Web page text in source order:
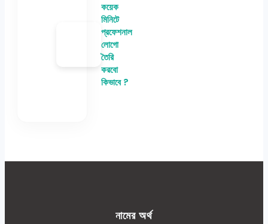
কয়েক
মিনিটে
প্রফেশনাল
লোগো
তৈরি
করবো
কিভাবে ?
নামের অর্থ